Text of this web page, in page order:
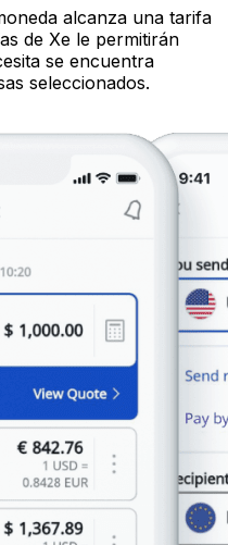
alcanza una tarifa
de Xe le permitirán
se encuentra
seleccionados.